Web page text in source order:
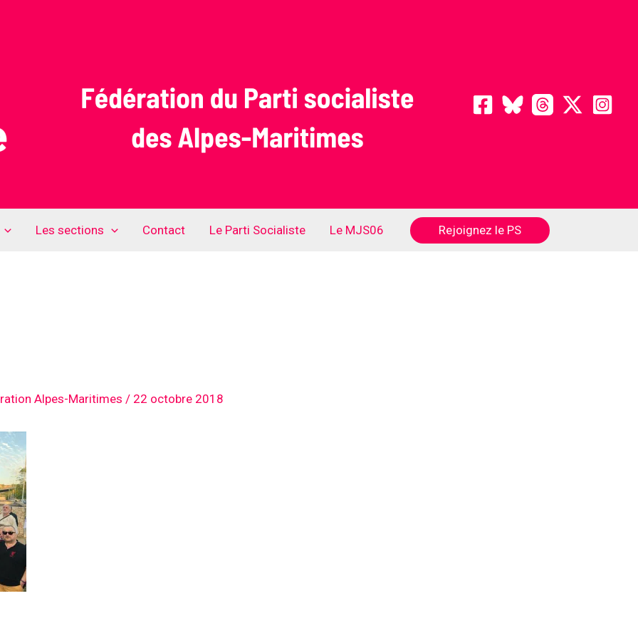
Les sections Contact Le Parti Socialiste Le MJS06 Rejoignez le PS
Alpes-Maritimes / 22 octobre 2018